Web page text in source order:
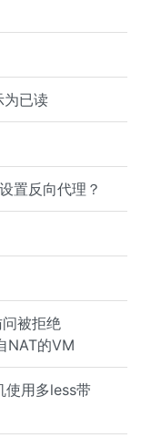
已读
置反向代理？
被拒绝
NAT的VM
使用多less带